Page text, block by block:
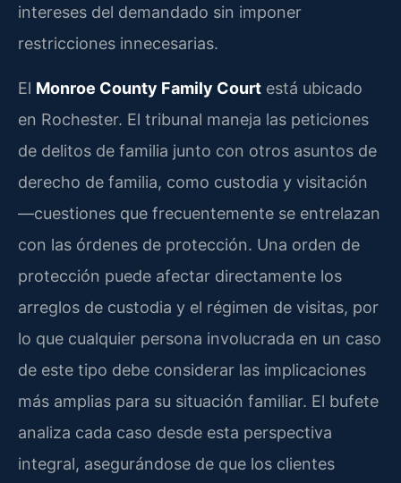
intereses del demandado sin imponer
restricciones innecesarias.
El Monroe County Family Court está ubicado
en Rochester. El tribunal maneja las peticiones
de delitos de familia junto con otros asuntos de
derecho de familia, como custodia y visitación
—cuestiones que frecuentemente se entrelazan
con las órdenes de protección. Una orden de
protección puede afectar directamente los
arreglos de custodia y el régimen de visitas, por
lo que cualquier persona involucrada en un caso
de este tipo debe considerar las implicaciones
más amplias para su situación familiar. El bufete
analiza cada caso desde esta perspectiva
integral, asegurándose de que los clientes